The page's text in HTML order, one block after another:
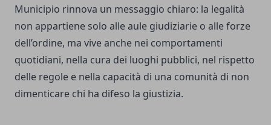
Municipio rinnova un messaggio chiaro: la legalità
non appartiene solo alle aule giudiziarie o alle forze
dell’ordine, ma vive anche nei comportamenti
quotidiani, nella cura dei luoghi pubblici, nel rispetto
delle regole e nella capacità di una comunità di non
dimenticare chi ha difeso la giustizia.